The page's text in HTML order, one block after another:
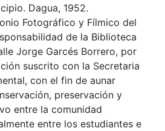
Dagua, 1952.
Fotográfico y Fílmico del
de la Biblioteca
Jorge Garcés Borrero, por
suscrito con la Secretaria
con el fin de aunar
preservación y
entre la comunidad
entre los estudiantes e